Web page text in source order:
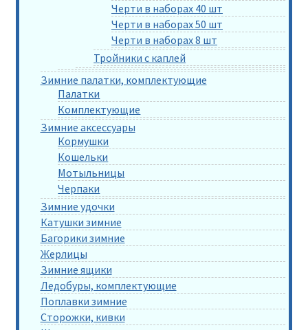
Черти в наборах 40 шт
Черти в наборах 50 шт
Черти в наборах 8 шт
Тройники с каплей
Зимние палатки, комплектующие
Палатки
Комплектующие
Зимние аксессуары
Кормушки
Кошельки
Мотыльницы
Черпаки
Зимние удочки
Катушки зимние
Багорики зимние
Жерлицы
Зимние ящики
Ледобуры, комплектующие
Поплавки зимние
Сторожки, кивки